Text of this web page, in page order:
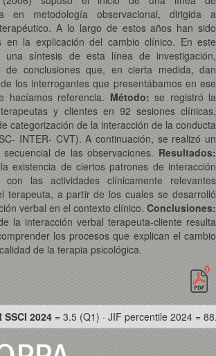
en metodología observacional, dirigida a
A lo largo de estos años han sido
en la explicación del cambio clínico. En este
una síntesis de esta línea de investigación,
de conclusiones que, en cierta medida, dan
los interrogantes que presentábamos en ese
hacíamos referencia. Método: se registró la
y clientes en 92 sesiones clínicas,
categorización de la interacción de la conducta
INTER- CVT). A continuación, se realizó un
de las observaciones. Resultados:
existencia de ciertos patrones de interacción
con las actividades clínicamente relevantes
terapeuta, a partir de los cuales se desarrolló
verbal en el contexto clínico. Conclusiones:
la interacción verbal terapeuta-cliente resulta
los procesos que explican el cambio
de la terapia psicológica.
2024 = 3.5 (Q1) · JIF percentile 2024 =